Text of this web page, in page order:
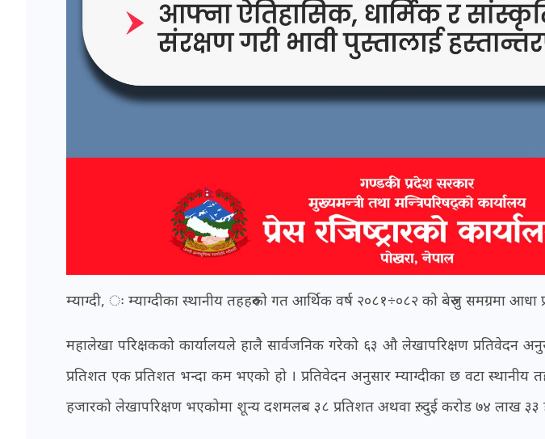
म्याग्दी, ः म्याग्दीका स्थानीय तहहरुको गत आर्थिक वर्ष २०८१÷०८२ को बेरुजु समग्रमा
महालेखा परिक्षकको कार्यालयले हालै सार्वजनिक गरेको ६३ औ लेखापरिक्षण प्रतिवेदन
प्रतिशत एक प्रतिशत भन्दा कम भएको हो । प्रतिवेदन अनुसार म्याग्दीका छ वटा स्थानीय
हजारको लेखापरिक्षण भएकोमा शून्य दशमलब ३८ प्रतिशत अथवा रु. दुई करोड ७४ लाख ३३